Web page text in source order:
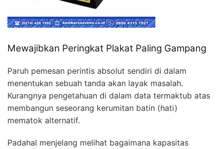
Mewajibkan Peringkat Plakat Paling Gampang
Paruh pemesan perintis absolut sendiri di dalam
menentukan sebuah tanda akan layak masalah.
Kurangnya pengetahuan di dalam data termaktub atas
membangun seseorang kerumitan batin (hati)
mematok alternatif.
Padahal menjelang melihat bagaimana kapasitas